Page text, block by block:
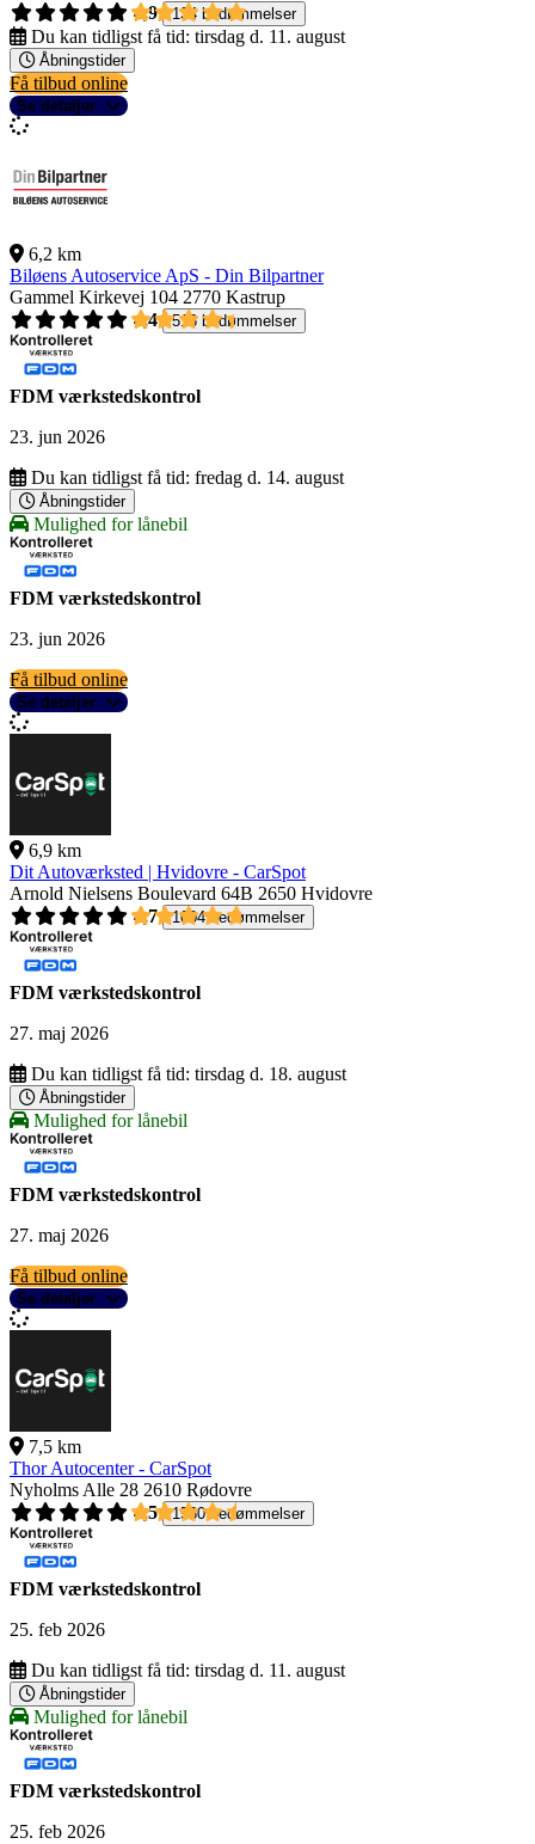
4,9
134 bedømmelser
Du kan tidligst få tid: tirsdag d. 11. august
Åbningstider
Få tilbud online
Se detaljer
6,2 km
Biløens Autoservice ApS - Din Bilpartner
Gammel Kirkevej 104 2770 Kastrup
4,4
516 bedømmelser
FDM værkstedskontrol
23. jun 2026
Du kan tidligst få tid: fredag d. 14. august
Åbningstider
Mulighed for lånebil
FDM værkstedskontrol
23. jun 2026
Få tilbud online
Se detaljer
6,9 km
Dit Autoværksted | Hvidovre - CarSpot
Arnold Nielsens Boulevard 64B 2650 Hvidovre
4,7
1004 bedømmelser
FDM værkstedskontrol
27. maj 2026
Du kan tidligst få tid: tirsdag d. 18. august
Åbningstider
Mulighed for lånebil
FDM værkstedskontrol
27. maj 2026
Få tilbud online
Se detaljer
7,5 km
Thor Autocenter - CarSpot
Nyholms Alle 28 2610 Rødovre
4,5
1560 bedømmelser
FDM værkstedskontrol
25. feb 2026
Du kan tidligst få tid: tirsdag d. 11. august
Åbningstider
Mulighed for lånebil
FDM værkstedskontrol
25. feb 2026